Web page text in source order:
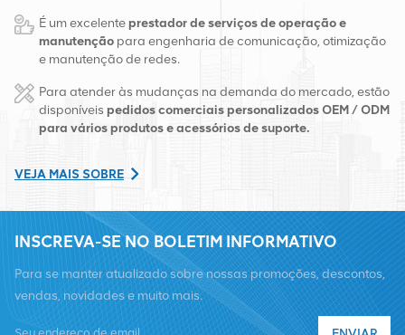
empresa possui dois armazéns inteligentes e centros de
distribuição de fábrica em Changsha e Hong Kong. Em 2016,
China. Com sede na China, realizamos negócios internacionais
no Sudeste Asiático, Europa, Estados Unidos, África e Rússia,
equipamentos e serviços de manutenção abrangentes, como
transmissão, fornecimento de energia, módulos ópticos, cabos,
terminais e materiais auxiliares de suporte. Os prestadores de
serviços incluem Nokia, Ericsson, Huawei, ZTE, Bell, Alcatel,
Nortel, Siemens e Lucent. Expandiremos nossa participação no
É um excelenteprestador de serviços de operação e
manutenção para engenharia de comunicação, otimização
e manutenção de redes.
Para atender às mudanças na demanda do mercado, estão
disponíveispedidos comerciais personalizados OEM / ODM
para vários produtos e acessórios de suporte.
VEJA MAIS SOBRE
INSCREVA-SE NO BOLETIM INFORMATIVO
Para se manter atualizado sobre nossas promoções, descontos,
vendas, novidades e muito mais.